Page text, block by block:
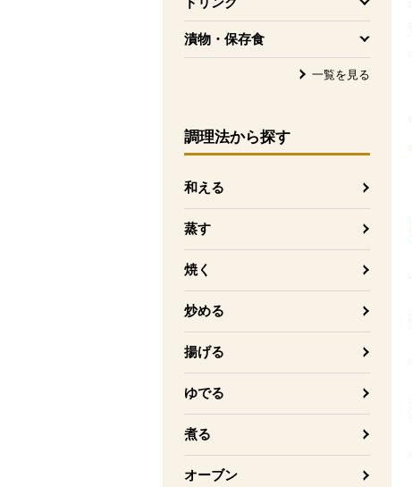
を開く
漬物・保存食
を開く
一覧を見る
調理法から探す
和える
蒸す
焼く
炒める
揚げる
ゆでる
煮る
オーブン